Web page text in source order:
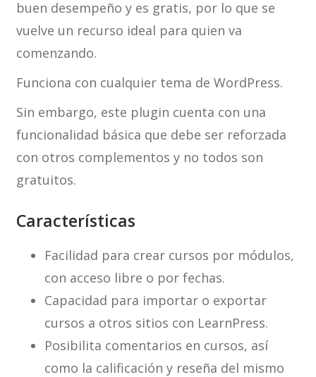
buen desempeño y es gratis, por lo que se
vuelve un recurso ideal para quien va
comenzando.
Funciona con cualquier tema de WordPress.
Sin embargo, este plugin cuenta con una
funcionalidad básica que debe ser reforzada
con otros complementos y no todos son
gratuitos.
Características
Facilidad para crear cursos por módulos,
con acceso libre o por fechas.
Capacidad para importar o exportar
cursos a otros sitios con LearnPress.
Posibilita comentarios en cursos, así
como la calificación y reseña del mismo